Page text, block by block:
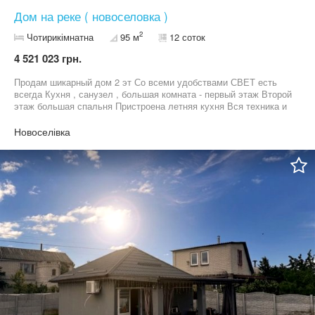
Дом на реке ( новоселовка )
Чотирикімнатна 95 м2 12 соток
4 521 023 грн.
Продам шикарный дом 2 эт Со всеми удобствами СВЕТ есть
всегда Кухня , санузел , большая комната - первый этаж Второй
этаж большая спальня Пристроена летняя кухня Вся техника и
всеми удобствами Кухня , санузел , спальня Летний душ
остается) Дом газобетон , обложен красным кирпичом , утеплен
и выполнен фасад Генератор Участок 12 соток , приватизирован
, все строения узаконены Навес для авто Ландшафтный дизайн
Отвечу на ваши вопросы по телефону
Новоселівка